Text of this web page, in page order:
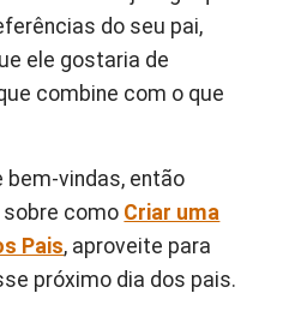
do seu pai,
ele gostaria de
combine com o que
vindas, então
como Criar uma
Pais, aproveite para
próximo dia dos pais.